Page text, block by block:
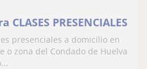
PRESENCIALES
presenciales a domicilio en
o zona del Condado de Huelva